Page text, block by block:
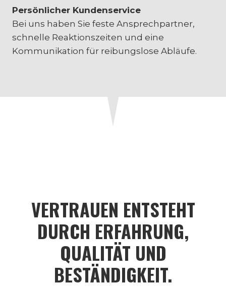
Persönlicher Kundenservice
Bei uns haben Sie feste Ansprechpartner,
schnelle Reaktionszeiten und eine
Kommunikation für reibungslose Abläufe.
VERTRAUEN ENTSTEHT
DURCH ERFAHRUNG,
QUALITÄT UND
BESTÄNDIGKEIT.